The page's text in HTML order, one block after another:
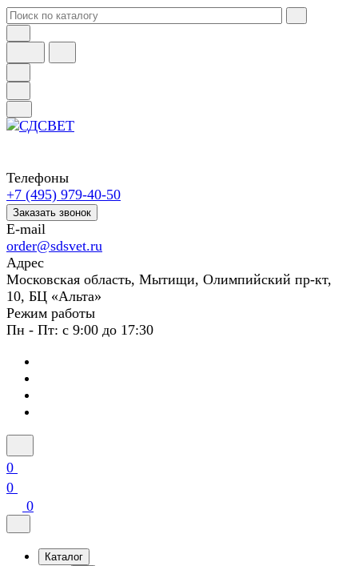
Телефоны
+7 (495) 979-40-50
Заказать звонок
E-mail
order@sdsvet.ru
Адрес
Московская область, Мытищи, Олимпийский пр-кт,
10, БЦ «Альта»
Режим работы
Пн - Пт: с 9:00 до 17:30
0
0
0
Каталог